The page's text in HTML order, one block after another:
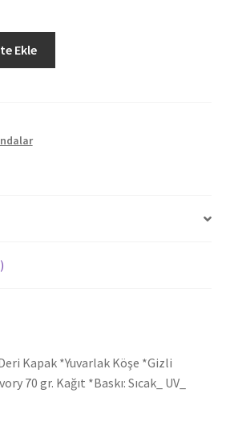
Ekle
Kapak *Yuvarlak Köşe *Gizli
70 gr. Kağıt *Baskı: Sıcak_ UV_